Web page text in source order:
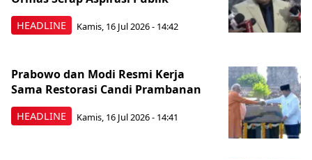
HEADLINE Kamis, 16 Jul 2026 - 14:42
HEADLINE
Prabowo dan Modi Resmi Kerja
Sama Restorasi Candi Prambanan
Kamis, 16 Jul 2026 - 14:41